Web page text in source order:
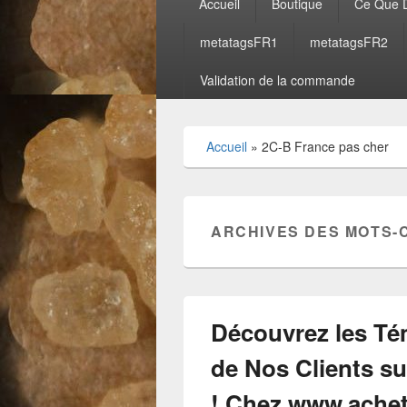
principal
metatagsFR1 metatagsFR2
Validation de la commande
Accueil » 2C-B France pas cher
ARCHIVES DES
Découvrez les Témoignages Enthousiastes de Nos Clients sur www.achetermdma.com ! Chez www.achetermdma.com, nous sommes ravis d’annoncer que nos clients sont extrêmement satisfaits de notre service et de la qualité de nos produits ! Nous avons recueilli les avis de 60 personnes, hommes et femmes, qui partagent leur expérience positive avec nous. Ce Que Disent Nos Clients : Marie, 28 ans, Paris : « J’ai récemment commandé du MDMA sur ce site et je suis absolument ravie ! La qualité est exceptionnelle et la livraison depuis l’Espagne a été incroyablement rapide. Je recommande vivement ! » Jean, 34 ans, Lyon : « Acheter sur www.achetermdma.com a été une expérience fantastique. Les produits de design sont de très haute qualité, et le service client est top. La livraison en Allemagne a été rapide et discrète. » Sophie, 22 ans, Marseille : « Je suis tellement heureuse d’avoir trouvé ce site. Les MDMA et autres produits de design sont parfaitement conformes à la description. Livraison parfaite depuis l’Espagne. » Pierre, 40 ans, Toulouse : « Le service est impeccable ! Les produits sont excellents et le délai de livraison, que ce soit depuis l’Espagne ou l’Allemagne, est toujours respecté. Très satisfait ! » Julie, 30 ans, Nice : « Je commande régulièrement sur www.achetermdma.com et chaque fois, la qualité est au rendez-vous. Les envois sont rapides et bien emballés. Je suis très contente de ce service ! » Marc, 29 ans, Bordeaux : « Ce site est génial ! Les produits sont de première qualité et la livraison depuis l’Allemagne est toujours ponctuelle. Je ne pourrais pas demander mieux. » Claire, 25 ans, Lille : « Super expérience d’achat ! Le MDMA est pur et efficace, et la livraison depuis l’Espagne est toujours rapide. Je recommande fortement ! » Louis, 38 ans, Nantes : « J’adore ce site ! Les produits de design sont vraiment top et le service est impeccable. Les envois depuis l’Espagne sont toujours rapides et discrets. » Anaïs, 27 ans, Strasbourg : « Acheter du MDMA ici a été un jeu d’enfant. La qualité est au rendez-vous et la livraison, que ce soit depuis l’Espagne ou l’Allemagne, est toujours rapide. Très satisfait ! » David, 35 ans, Montpellier : « Le meilleur site pour acheter du MDMA et des produits de design ! Les envois sont toujours ponctuels et le service client est très réactif. Je recommande vivement ! » Laura, 33 ans, Rennes : « Le service est exceptionnel ! Les produits sont de qualité et les livraisons depuis l’Espagne sont toujours rapides et discrètes. Je suis vraiment contente de mes achats. » Paul, 26 ans, Grenoble : « Excellente expérience d’achat ! Le MDMA est de très bonne qualité et la livraison est toujours rapide. Merci à l’équipe de www.achetermdma.com ! » Emma, 31 ans, Aix-en-Provence : « Très contente de mon expérience d’achat sur ce site. La qualité des produits est top et la livraison, que ce soit depuis l’Espagne ou l’Allemagne, est toujours rapide. » Nicolas, 42 ans, Avignon : « Je suis impressionné par la rapidité et la discrétion des livraisons. Les produits de design sont excellents et le service est irréprochable. » Julie, 29 ans, Clermont-Ferrand : « Une très bonne expérience d’achat ! Les produits sont conformes à la description et la livraison est toujours rapide et discrète. Je recommande ce site sans hésitation. » Thomas, 37 ans, La Rochelle : « Ce site est top ! La qualité du MDMA est excellente et les envois depuis l’Espagne sont toujours rapides. Je suis très satisfait de mon achat. » Lucie, 24 ans, Rouen : « J’ai été agréablement surprise par la qualité des produits et la rapidité de la livraison. Le service est vraiment excellent ! » Antoine, 33 ans, Orléans : « J’achète régulièrement sur www.achetermdma.com et je suis toujours satisfait. Les produits sont de qualité et les